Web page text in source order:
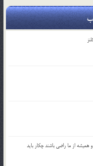
هميشه از ما راضي باشند چكار بايد